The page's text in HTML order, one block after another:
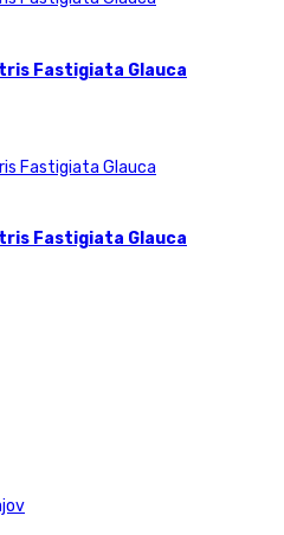
Fastigiata Glauca
Fastigiata Glauca